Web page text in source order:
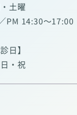
土曜
PM 14:30～17:00
日】
・祝